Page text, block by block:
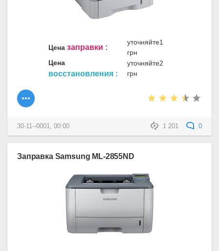
Цена заправки :
уточняйте1
грн
Цена
восстановления :
уточняйте2
грн
1 201 0
30-11--0001, 00:00
Заправка Samsung ML-2855ND